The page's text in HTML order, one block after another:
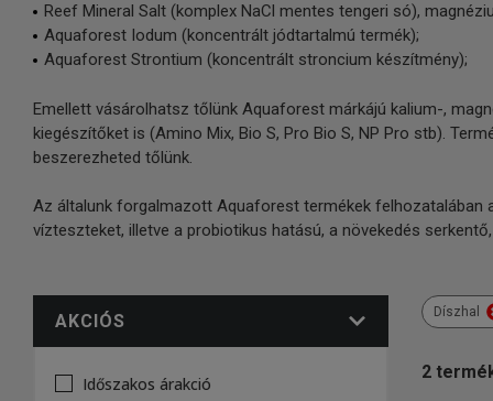
Reef Mineral Salt (komplex NaCl mentes tengeri só),
Aquaforest Iodum (koncentrált jódtartalmú termék);
Aquaforest Strontium (koncentrált stroncium készítmény);
Emellett vásárolhatsz tőlünk Aquaforest márkájú kalium-,
kiegészítőket is (Amino Mix, Bio S, Pro Bio S, NP Pro stb).
beszerezheted tőlünk.
Az általunk forgalmazott Aquaforest termékek felhozatalában
vízteszteket, illetve a probiotikus hatású, a növekedés
AKCIÓS
Időszakos árakció
2
Díszhal